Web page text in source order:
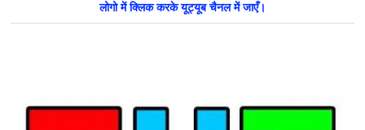
लोगो में क्लिक करके यूट्यूब चैनल में जाएँ।